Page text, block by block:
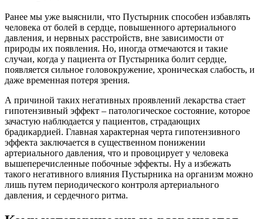
Ранее мы уже выяснили, что Пустырник способен избавлять
человека от болей в сердце, повышенного артериального
давления, и нервных расстройств, вне зависимости от
природы их появления. Но, иногда отмечаются и такие
случаи, когда у пациента от Пустырника болит сердце,
появляется сильное головокружение, хроническая слабость, и
даже временная потеря зрения.
А причиной таких негативных проявлений лекарства стает
гипотензивный эффект – патологическое состояние, которое
зачастую наблюдается у пациентов, страдающих
брадикардией. Главная характерная черта гипотензивного
эффекта заключается в существенном понижении
артериального давления, что и провоцирует у человека
вышеперечисленные побочные эффекты. Ну а избежать
такого негативного влияния Пустырника на организм можно
лишь путем периодического контроля артериального
давления, и сердечного ритма.